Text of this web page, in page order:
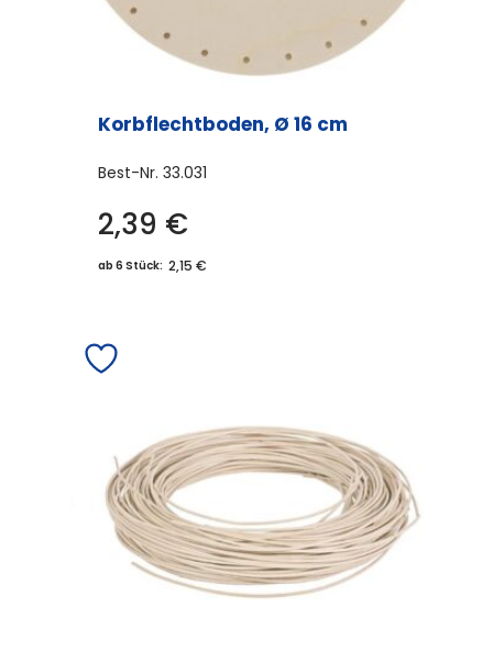
Korbflechtboden, Ø 16 cm
Best-Nr. 33.031
2,39 €
ab 6 Stück: 2,15 €